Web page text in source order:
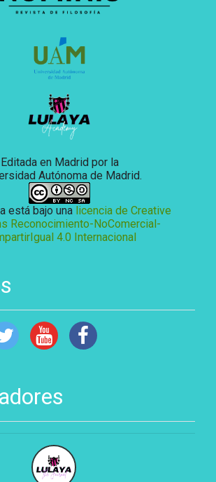
Editada en Madrid por la
Autónoma de Madrid.
está bajo una licencia de Creative
Reconocimiento-NoComercial-
4.0 Internacional